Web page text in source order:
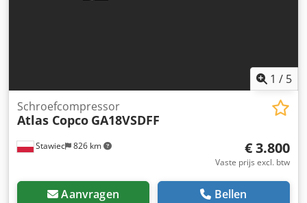
1 / 5
Stawiec 826 km
Schroefcompressor
Atlas Copco GA18VSDFF
€ 3.800
Vaste prijs excl. btw
Aanvragen Bellen